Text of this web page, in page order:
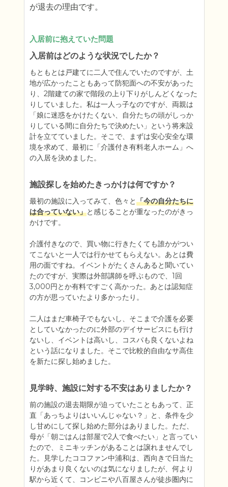
が退去の理由です。
入居前に抱えていた問題
入居前はどのような状況でしたか？
もともとは戸建てに二人で住んでいたのですが、土
地が広かったこともあって防犯面への不安があった
り、2階建ての家で階段の上り下りがしんどくなった
りしていました。私は一人っ子なのですが、両親は
「娘に迷惑をかけたくない、自分たちの頭がしっか
りしている間に自分たちで決めたい」という将来設
計を立てていました。そこで、まずは安心安全な環
境を求めて、最初に「介護付き有料老人ホーム」へ
の入居を決めました。
施設探しを始めたきっかけは何ですか？
最初の施設に入ってみて、色々と「今の自分たちに
は合っていない」と感じることが重なったのがきっ
かけです。
介護付きなので、買い物に行きたくても誰かがつい
てこないと一人では行かせてもらえない。あとは費
用の面ですね。イベントがたくさんあると聞いてい
たのですが、実際は外部講師を呼ぶもので、1回
3,000円とか有料ですごく高かった。あとは認知症
の方が思っていたより多かったり。
二人はまだ車椅子でもないし、そこまで介護を必要
としていなかったのに外部のデイサービスにも行け
ないし、イベントは高いし、コスパも良くないよね
という話になりました。そこで比較的自由なサ高住
を新たに探し始めました。
見学時、施設に対する不安はありましたか？
前の施設の退去期限が迫っていたこともあって、正
直「あっちよりはいいんじゃない？」と、条件を少
し甘めにして探し始めた部分はありました。ただ、
母が「朝ごはんは部屋で2人で食べたい」と言ってい
たので、ミニキッチンがあることは譲れませんでし
た。見学したココファン中浦和は、西向きで日当た
りがあまり良くないのは気になりましたが、何より
駅から近くて、コンビニや八百屋さんが徒歩圏内に